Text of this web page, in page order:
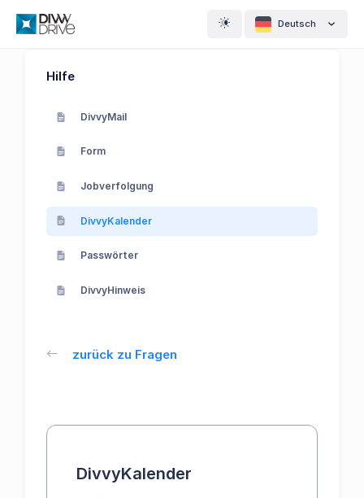
Deutsch
Hilfe
DivvyMail
Form
Jobverfolgung
DivvyKalender
Passwörter
DivvyHinweis
zurück zu Fragen
DivvyKalender